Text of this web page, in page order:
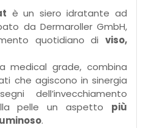
è un siero idratante ad
da Dermaroller GmbH,
quotidiano di viso,
medical grade, combina
che agiscono in sinergia
dell’invecchiamento
pelle un aspetto più
.